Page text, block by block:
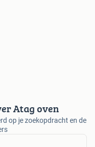
Atag oven
op je zoekopdracht en de